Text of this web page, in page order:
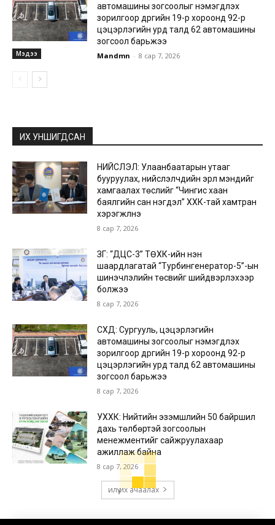
Мэдээ
автомашины зогсоолыг нэмэгдүүлэх
зорилгоор дүүргийн 19-р хороонд 92-р
цэцэрлэгийн урд талд 62 автомашины
зогсоол барьжээ
Mandmn - 8 сар 7, 2026
ИХ УНШИГДСАН
НИЙСЛЭЛ: Улаанбаатарын утааг
бууруулах, нийслэлчүүдийн эрүүл мэндийг
хамгаалах төслийг “Чингис хаан
баялгийн сан нэгдэл” ХХК-тай хамтран
хэрэгжүүлнэ
8 сар 7, 2026
ЗГ: “ДЦС-3” ТӨХК-ийн нэн
шаардлагатай “Турбингенератор-5”-ын
шинэчлэлийн төсвийг шийдвэрлэхээр
болжээ
8 сар 7, 2026
СХД: Сургууль, цэцэрлэгийн
автомашины зогсоолыг нэмэгдүүлэх
зорилгоор дүүргийн 19-р хороонд 92-р
цэцэрлэгийн урд талд 62 автомашины
зогсоол барьжээ
8 сар 7, 2026
УХХК: Нийтийн эзэмшлийн 50 байршил
дахь төлбөртэй зогсоолын
менежментийг сайжруулахаар
ажиллаж байна
8 сар 7, 2026
илүү их ачаалах